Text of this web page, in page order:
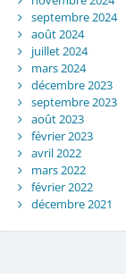
septembre 2024
août 2024
juillet 2024
mars 2024
décembre 2023
septembre 2023
août 2023
février 2023
avril 2022
mars 2022
février 2022
décembre 2021